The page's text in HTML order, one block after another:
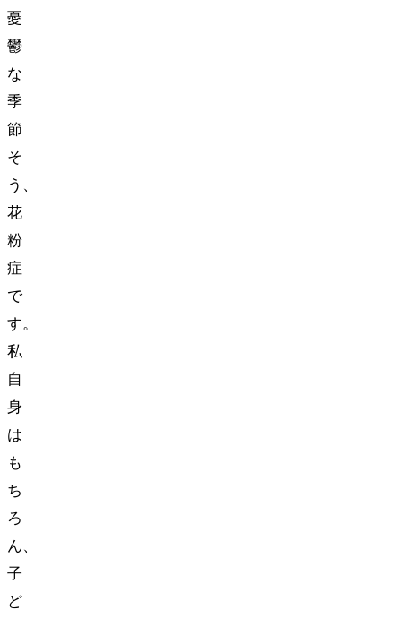
憂
鬱
な
季
節…
そ
う、
花
粉
症
で
す。
私
自
身
は
も
ち
ろ
ん、
子
ど